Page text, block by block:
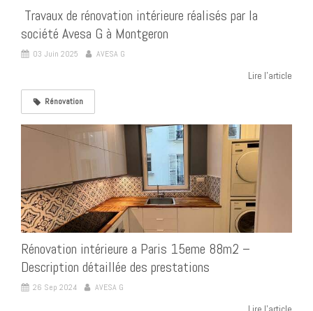
️ Travaux de rénovation intérieure réalisés par la
société Avesa G à Montgeron
03 Juin 2025 AVESA G
Lire l'article
Rénovation
Rénovation intérieure a Paris 15eme 88m2 –
Description détaillée des prestations
26 Sep 2024 AVESA G